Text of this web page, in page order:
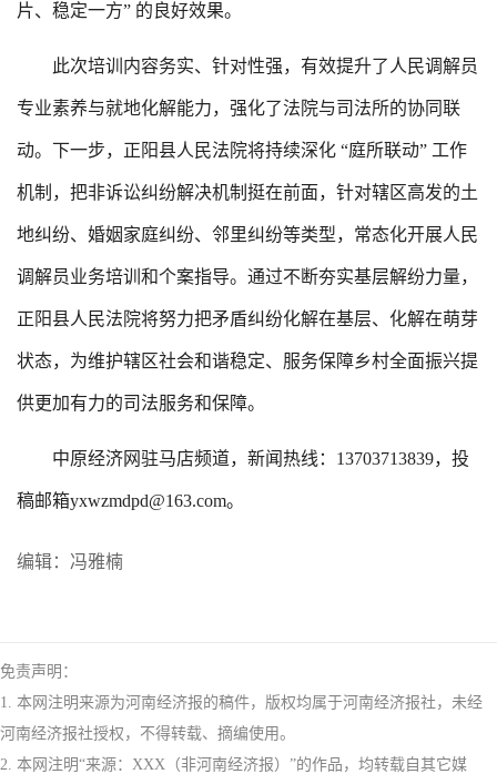
片、稳定一方” 的良好效果。
此次培训内容务实、针对性强，有效提升了人民调解员
专业素养与就地化解能力，强化了法院与司法所的协同联
动。下一步，正阳县人民法院将持续深化 “庭所联动” 工作
机制，把非诉讼纠纷解决机制挺在前面，针对辖区高发的土
地纠纷、婚姻家庭纠纷、邻里纠纷等类型，常态化开展人民
调解员业务培训和个案指导。通过不断夯实基层解纷力量，
正阳县人民法院将努力把矛盾纠纷化解在基层、化解在萌芽
状态，为维护辖区社会和谐稳定、服务保障乡村全面振兴提
供更加有力的司法服务和保障。
中原经济网驻马店频道，新闻热线：13703713839，投
稿邮箱yxwzmdpd@163.com。
编辑：冯雅楠
免责声明：
1. 本网注明来源为河南经济报的稿件，版权均属于河南经济报社，未经
河南经济报社授权，不得转载、摘编使用。
2. 本网注明“来源：XXX（非河南经济报）”的作品，均转载自其它媒